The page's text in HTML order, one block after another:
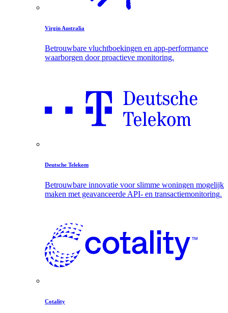
Virgin Australia
Betrouwbare vluchtboekingen en app-performance
waarborgen door proactieve monitoring.
Deutsche Telekom
Betrouwbare innovatie voor slimme woningen mogelijk
maken met geavanceerde API- en transactiemonitoring.
Cotality